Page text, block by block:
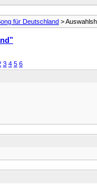
für Deutschland >
3 4 5 6